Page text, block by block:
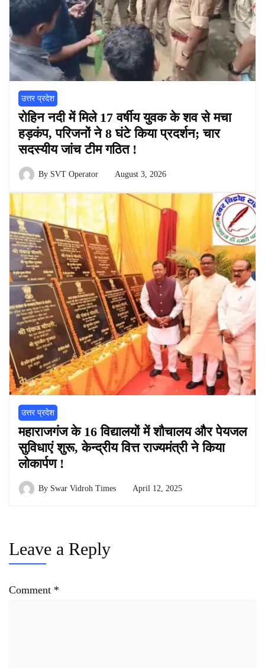
उत्तर प्रदेश
रोहिन नदी में मिले 17 वर्षीय युवक के शव से मचा
हड़कंप, परिजनों ने 8 घंटे किया प्रदर्शन; चार
सदस्यीय जांच टीम गठित !
By SVT Operator August 3, 2026
उत्तर प्रदेश
महाराजगंज के 16 विद्यालयों में शौचालय और पेयजल
सुविधाएं शुरू, केन्द्रीय वित्त राज्यमंत्री ने किया
लोकार्पण !
By Swar Vidroh Times April 12, 2025
Leave a Reply
Comment *